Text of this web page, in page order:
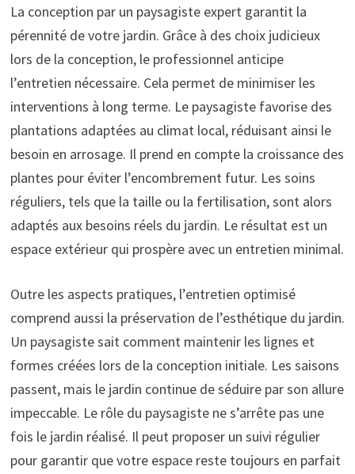
La conception par un paysagiste expert garantit la
pérennité de votre jardin. Grâce à des choix judicieux
lors de la conception, le professionnel anticipe
l’entretien nécessaire. Cela permet de minimiser les
interventions à long terme. Le paysagiste favorise des
plantations adaptées au climat local, réduisant ainsi le
besoin en arrosage. Il prend en compte la croissance des
plantes pour éviter l’encombrement futur. Les soins
réguliers, tels que la taille ou la fertilisation, sont alors
adaptés aux besoins réels du jardin. Le résultat est un
espace extérieur qui prospère avec un entretien minimal.
Outre les aspects pratiques, l’entretien optimisé
comprend aussi la préservation de l’esthétique du jardin.
Un paysagiste sait comment maintenir les lignes et
formes créées lors de la conception initiale. Les saisons
passent, mais le jardin continue de séduire par son allure
impeccable. Le rôle du paysagiste ne s’arrête pas une
fois le jardin réalisé. Il peut proposer un suivi régulier
pour garantir que votre espace reste toujours en parfait